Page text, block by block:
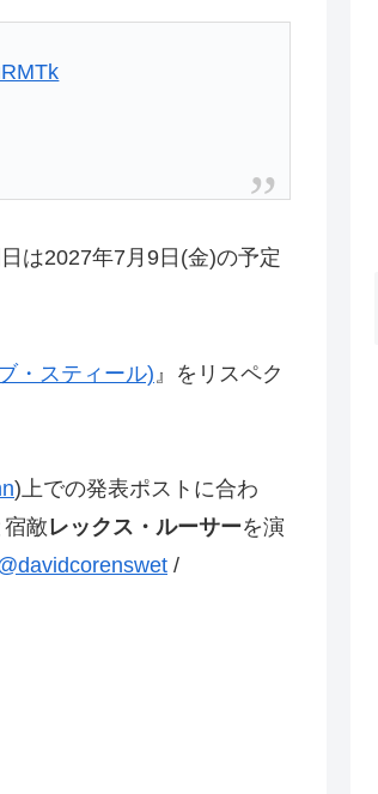
は2027年7月9日(金)の予定
・スティール) 』をリスペク
)上での発表ポストに合わ
宿敵レックス・ルーサーを演
/